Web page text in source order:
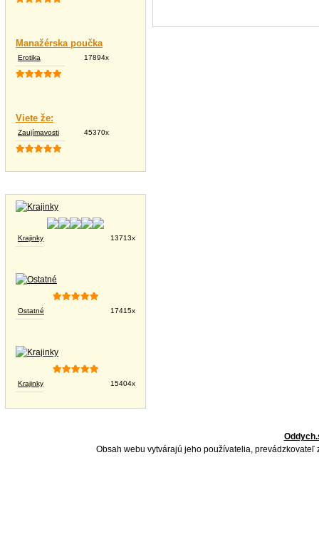
Manažérska poučka
Erotika 17894x
Viete že:
Zaujímavosti 45370x
Krajinky 13713x
Ostatné 17415x
Krajinky 15404x
Obsah webu vytvárajú jeho používatelia,